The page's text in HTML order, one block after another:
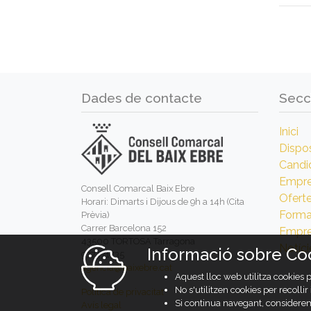
Dades de contacte
Consell Comarcal Baix Ebre
Horari: Dimarts i Dijous de 9h a 14h (Cita
Prèvia)
Carrer Barcelona 152
977471735
agencia@baixebre.cat
Política de privacitat
Avís legal
Inici
Informació sobre
Aquest lloc web utilitza cookies
No s'utilitzen cookies per
Si continua navegant,